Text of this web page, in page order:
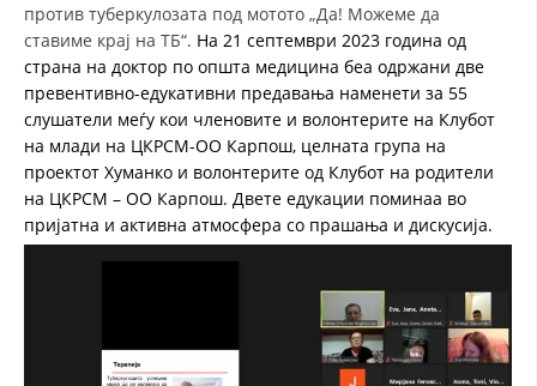
ПРИРАЧНИЦИ
СТРАТЕГИИ
ЕДУКАТИВНО ИНФОРМАТИВНИ МАТЕРИЈАЛИ
против туберкулозата под мотото „Да! Можеме да
ставиме крај на ТБ“. На 21 септември 2023 година од
страна на доктор по општа медицина беа одржани две
превентивно-едукативни предавања наменети за 55
слушатели меѓу кои членовите и волонтерите на Клубот
на млади на ЦКРСМ-ОО Карпош, целната група на
проектот Хуманко и волонтерите од Клубот на родители
на ЦКРСМ – ОО Карпош. Двете едукации поминаа во
пријатна и активна атмосфера со прашања и дискусија.